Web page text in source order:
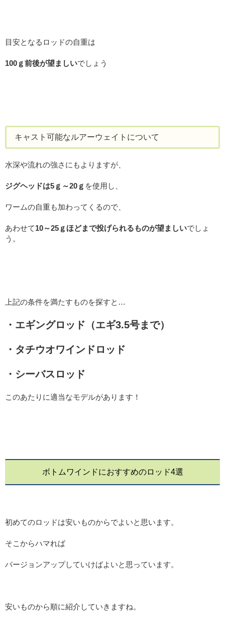
目安となるロッドの自重は
100ｇ前後が望ましいでしょう
キャスト可能なルアーウェイトについて
水深や流れの強さにもよりますが、
ジグヘッドは5ｇ～20ｇ を使用し、
ワームの自重も加わってくるので、
あわせて10～25ｇほどまで投げられるものが望ましいでしょ
う。
上記の条件を満たすものを探すと…
・エギングロッド（エギ3.5号まで）
・タチウオワインドロッド
・シーバスロッド
このあたりに適当なモデルがあります！
ボトムワインドにおすすめのロッド4選
初めてのロッドは安いものからでよいと思います。
そこからハマれば
バージョンアップしていけばよいと思っています。
安いものから順に紹介していきますね。